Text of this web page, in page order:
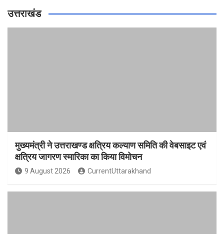
उत्तराखंड
मुख्यमंत्री ने उत्तराखण्ड क्षत्रिय कल्याण समिति की वेबसाइट एवं
क्षत्रिय जागरण स्मारिका का किया विमोचन
9 August 2026 CurrentUttarakhand